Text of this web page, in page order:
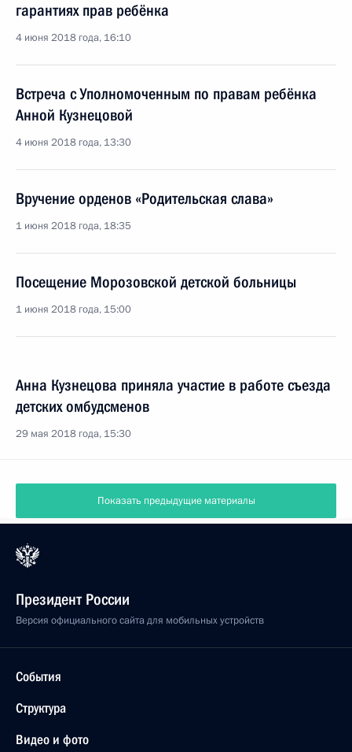
гарантиях прав ребёнка
4 июня 2018 года, 16:10
Встреча с Уполномоченным по правам ребёнка
Анной Кузнецовой
4 июня 2018 года, 13:30
Вручение орденов «Родительская слава»
1 июня 2018 года, 18:35
Посещение Морозовской детской больницы
1 июня 2018 года, 15:00
Анна Кузнецова приняла участие в работе съезда
детских омбудсменов
29 мая 2018 года, 15:30
Показать предыдущие материалы
Президент России
Версия официального сайта для мобильных устройств
События
Структура
Видео и фото